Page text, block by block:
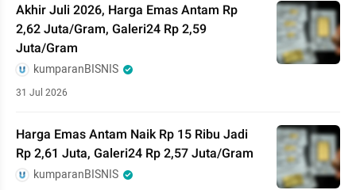
Akhir Juli 2026, Harga Emas Antam Rp
2,62 Juta/Gram, Galeri24 Rp 2,59
Juta/Gram
kumparanBISNIS
31 Jul 2026
Harga Emas Antam Naik Rp 15 Ribu Jadi
Rp 2,61 Juta, Galeri24 Rp 2,57 Juta/Gram
kumparanBISNIS